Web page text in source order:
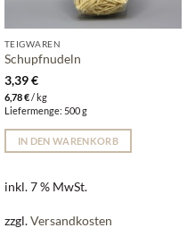
TEIGWAREN
Schupfnudeln
3,39€
6,78€/kg
Liefermenge: 500 g
IN DEN WARENKORB
inkl. 7 % MwSt.
zzgl.Versandkosten